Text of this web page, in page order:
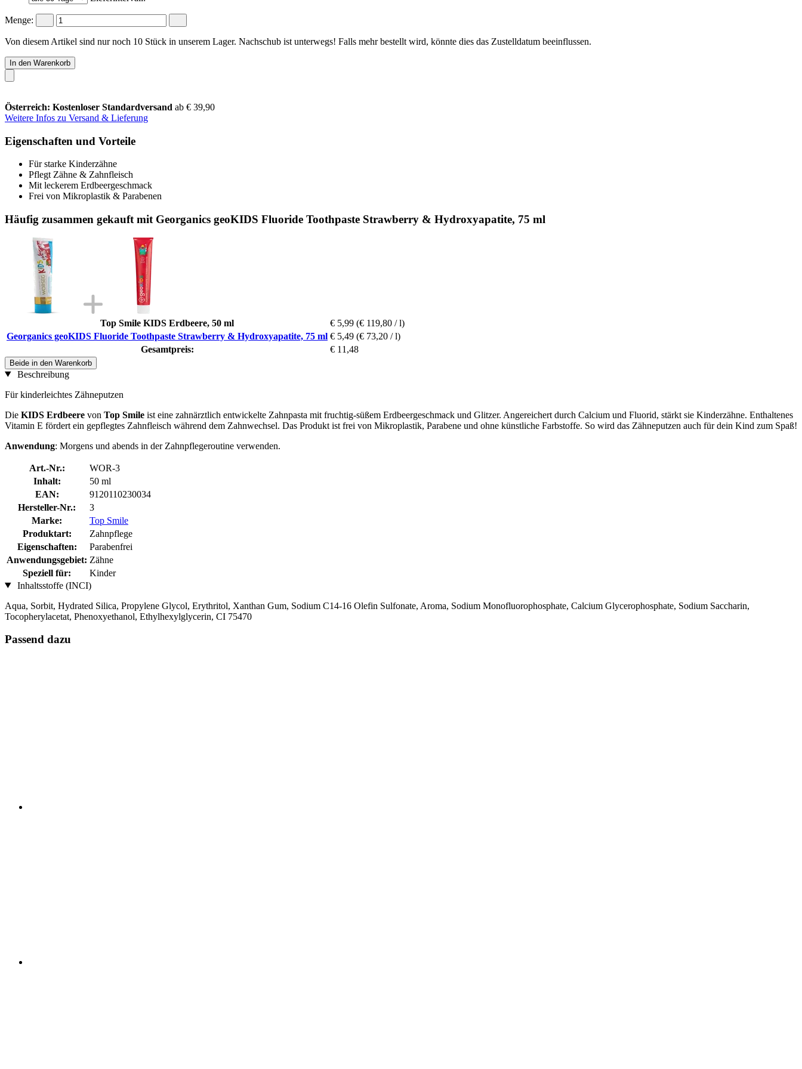
Menge:
Von diesem Artikel sind nur noch 10 Stück in unserem Lager. Nachschub ist unterwegs! Falls mehr bestellt wird, könnte dies das Zustelldatum beeinflussen.
In den Warenkorb
Österreich: Kostenloser Standardversand ab € 39,90
Weitere Infos zu Versand & Lieferung
Eigenschaften und Vorteile
Für starke Kinderzähne
Pflegt Zähne & Zahnfleisch
Mit leckerem Erdbeergeschmack
Frei von Mikroplastik & Parabenen
Häufig zusammen gekauft mit Georganics geoKIDS Fluoride Toothpaste Strawberry & Hydroxyapatite, 75 ml
Top Smile KIDS Erdbeere, 50 ml € 5,99 (€ 119,80 / l)
Georganics geoKIDS Fluoride Toothpaste Strawberry & Hydroxyapatite, 75 ml € 5,49 (€ 73,20 / l)
Gesamtpreis:
€ 11,48
Beide in den Warenkorb
Beschreibung
Für kinderleichtes Zähneputzen
Die KIDS Erdbeere von Top Smile ist eine zahnärztlich entwickelte Zahnpasta mit fruchtig-süßem Erdbeergeschmack und Glitzer. Angereichert durch Calcium und Fluorid, stärkt sie Kinderzähne. Enthaltenes
Vitamin E fördert ein gepflegtes Zahnfleisch während dem Zahnwechsel. Das Produkt ist frei von Mikroplastik, Parabene und ohne künstliche Farbstoffe. So wird das Zähneputzen auch für dein Kind zum Spaß!
Anwendung: Morgens und abends in der Zahnpflegeroutine verwenden.
Art.-Nr.:
WOR-3
Inhalt:
50 ml
EAN:
9120110230034
Hersteller-Nr.:
3
Marke:
Top Smile
Produktart:
Zahnpflege
Eigenschaften:
Parabenfrei
Anwendungsgebiet: Zähne
Speziell für:
Kinder
Inhaltsstoffe (INCI)
Aqua, Sorbit, Hydrated Silica, Propylene Glycol, Erythritol, Xanthan Gum, Sodium C14-16 Olefin Sulfonate, Aroma, Sodium Monofluorophosphate, Calcium Glycerophosphate, Sodium Saccharin,
Tocopherylacetat, Phenoxyethanol, Ethylhexylglycerin, CI 75470
Passend dazu